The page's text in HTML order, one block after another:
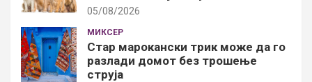
05/08/2026
МИКСЕР
Стар марокански трик може да го
разлади домот без трошење
струја